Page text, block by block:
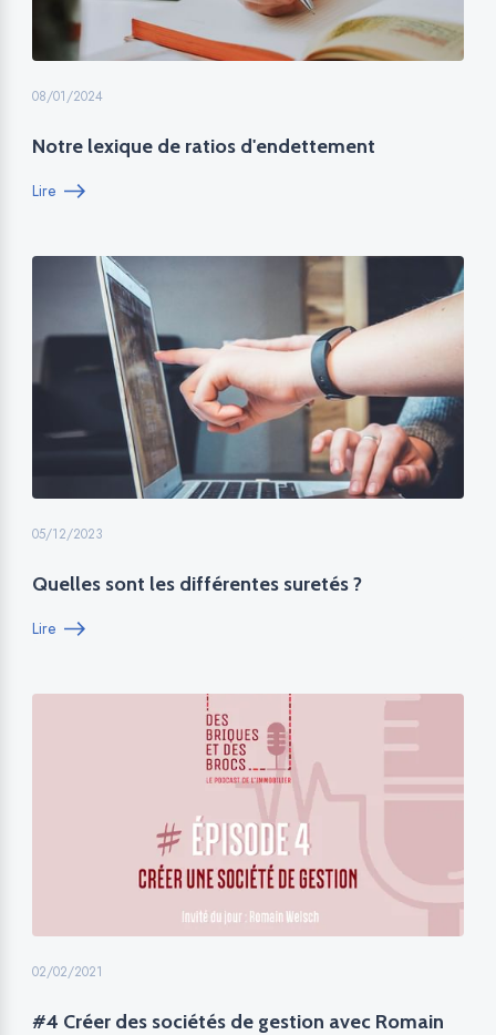
08/01/2024
Notre lexique de ratios d'endettement
Lire
05/12/2023
Quelles sont les différentes suretés ?
Lire
02/02/2021
#4 Créer des sociétés de gestion avec Romain